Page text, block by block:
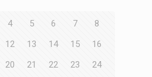
4 5 6 7
8
12 13 14 15
16
20 21 22 23
24